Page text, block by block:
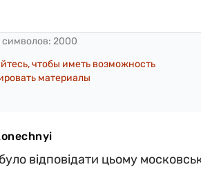
символов: 2000
чтобы иметь возможность
материалы
відповідати цьому